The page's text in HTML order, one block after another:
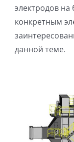
электродов на
конкретным
данной теме.